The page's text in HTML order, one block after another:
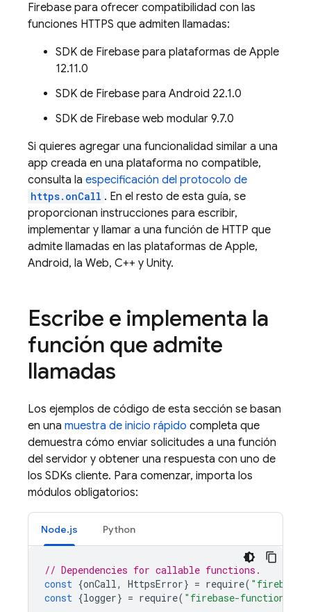
Firebase para ofrecer compatibilidad con las
funciones HTTPS que admiten llamadas:
SDK de Firebase para plataformas de Apple
12.11.0
SDK de Firebase para Android 22.1.0
SDK de Firebase web modular 9.7.0
Si quieres agregar una funcionalidad similar a una
app creada en una plataforma no compatible,
consulta la especificación del protocolo de
https.onCall . En el resto de esta guía, se
proporcionan instrucciones para escribir,
implementar y llamar a una función de HTTP que
admite llamadas en las plataformas de Apple,
Android, la Web, C++ y Unity.
Escribe e implementa la
función que admite
llamadas
Los ejemplos de código de esta sección se basan
en una muestra de inicio rápido completa que
demuestra cómo enviar solicitudes a una función
del servidor y obtener una respuesta con uno de
los SDKs cliente. Para comenzar, importa los
módulos obligatorios:
Node.js Python
// Dependencies for callable functions.
const {onCall, HttpsError} = require( "firebase-
const {logger} = require( "firebase-functions"